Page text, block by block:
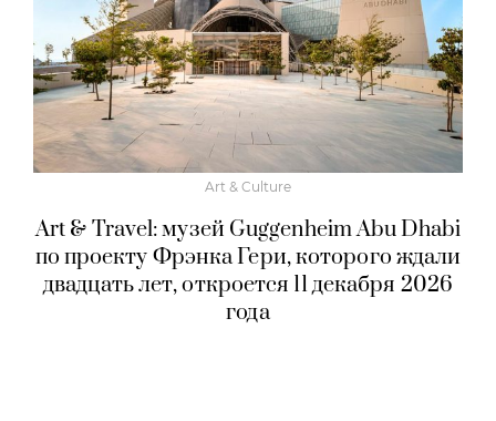
Art & Culture
Art & Travel: музей Guggenheim Abu Dhabi
по проекту Фрэнка Гери, которого ждали
двадцать лет, откроется 11 декабря 2026
года